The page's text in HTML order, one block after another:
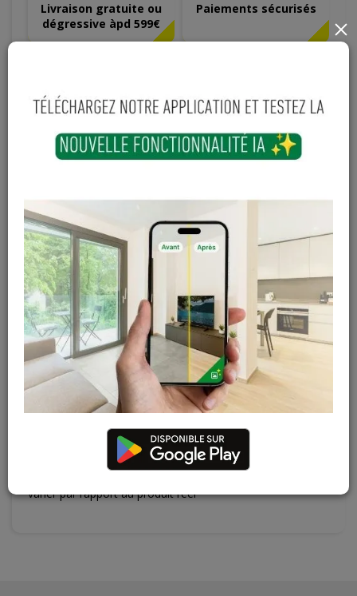
Livraison gratuite ou
dégressive àpd 599€
Paiements sécurisés
47,46€
Magasin / Entrepôt
Gosselies Hors stock
Court-St-Etienne Hors stock
Cuesmes Hors stock
Contactez Diffusion Menuiserie pour obtenir le temps de
réapprovisionnement pour ce produit
varier par rapport au produit réel
×